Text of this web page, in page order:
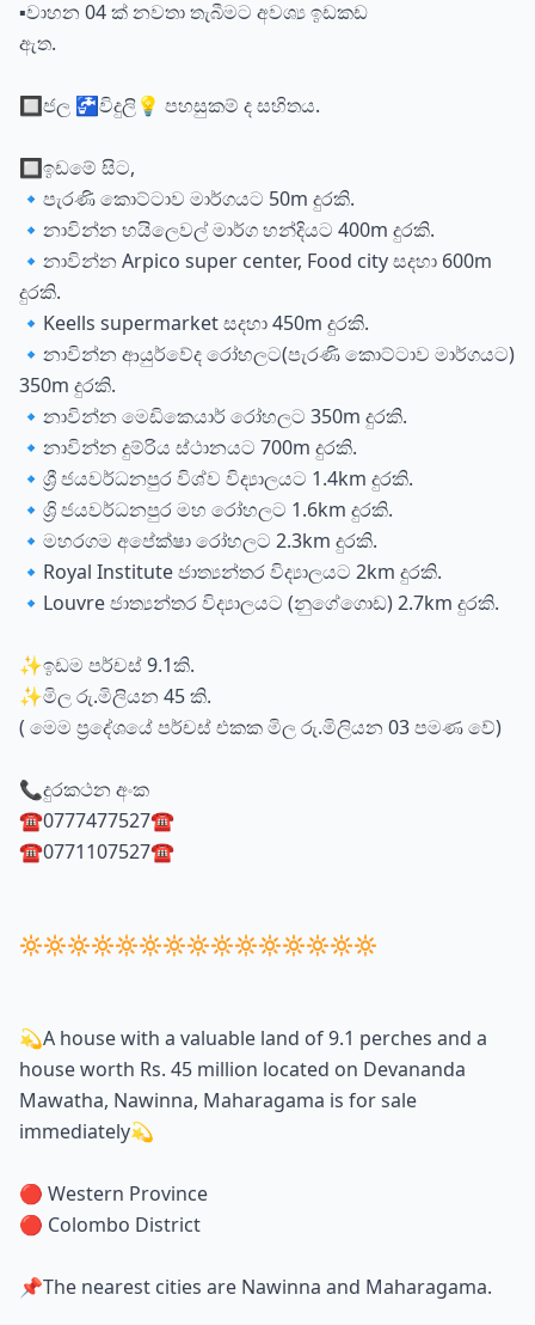
▪️වාහන 04 ක් නවතා තැබීමට අවශ්‍ය ඉඩකඩ
ඇත.
🔲ජල 🚰විදුලි💡 පහසුකම් ද සහිතය.
🔲ඉඩමේ සිට,
🔹පැරණි කොට්ටාව මාර්ගයට 50m දුරකි.
🔹නාවින්න හයිලෙවල් මාර්ග හන්දියට 400m දුරකි.
🔹නාවින්න Arpico super center, Food city සදහා 600m
දුරකි.
🔹Keells supermarket සදහා 450m දුරකි.
🔹නාවින්න ආයුර්වේද රෝහලට(පැරණි කොට්ටාව මාර්ගයට)
350m දුරකි.
🔹නාවින්න මෙඩිකෙයාර් රෝහලට 350m දුරකි.
🔹නාවින්න දුම්රිය ස්ථානයට 700m දුරකි.
🔹ශ්‍රී ජයවර්ධනපුර විශ්ව විද්‍යාලයට 1.4km දුරකි.
🔹ශ්‍රි ජයවර්ධනපුර මහ රෝහලට 1.6km දුරකි.
🔹මහරගම අපේක්ෂා රෝහලට 2.3km දුරකි.
🔹Royal Institute ජාත්‍යන්තර විද්‍යාලයට 2km දුරකි.
🔹Louvre ජාත්‍යන්තර විද්‍යාලයට (නුගේගොඩ) 2.7km දුරකි.
✨ඉඩම පර්චස් 9.1කි.
✨මිල රු.මිලියන 45 කි.
( මෙම ප්‍රදේශයේ පර්චස් එකක මිල රු.මිලියන 03 පමණ වේ)
📞දුරකථන අංක
☎️0777477527☎️
☎️0771107527☎️
🔆🔆🔆🔆🔆🔆🔆🔆🔆🔆🔆🔆🔆🔆🔆
💫A house with a valuable land of 9.1 perches and a
house worth Rs. 45 million located on Devananda
Mawatha, Nawinna, Maharagama is for sale
immediately💫
🔴 Western Province
🔴 Colombo District
📌The nearest cities are Nawinna and Maharagama.